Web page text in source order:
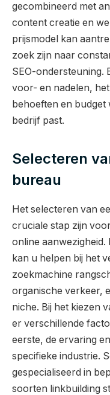
gecombineerd met
content creatie en
prijsmodel kan
zoek zijn naar
SEO-ondersteuning.
voor- en nadelen,
behoeften en budget
bedrijf past.
Selecteren
bureau
Het selecteren van
cruciale stap zijn
online
kan u helpen bij het
zoekmachine
organische verkeer,
niche. Bij het kiezen
er verschillende
eerste, de ervaring
specifieke industrie.
gespecialiseerd in
soorten linkbuilding